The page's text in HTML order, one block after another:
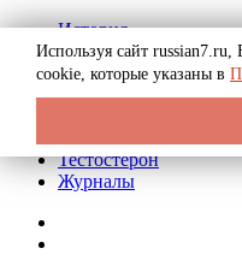
История
Биография
Криминал
Реклама на сайте
Тестостерон
Журналы
Используя сайт russian7.ru,
cookie, которые указаны в